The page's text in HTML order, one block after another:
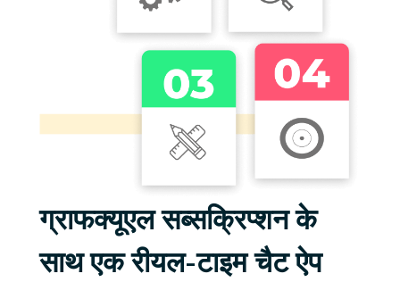
ग्राफक्यूएल सब्सक्रिप्शन के
साथ एक रीयल-टाइम चैट ऐप